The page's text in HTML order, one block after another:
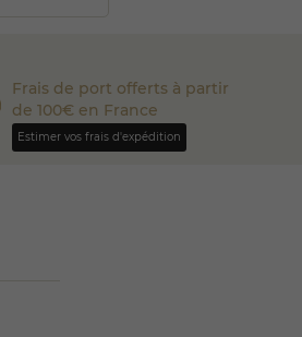
Frais de port offerts à partir
de 100€ en France
Estimer vos frais d'expédition